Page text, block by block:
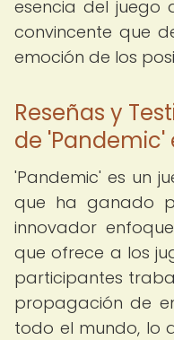
esencia del juego
convincente que
emoción de los
Reseñas y
de
'Pandemic' es un
que ha ganado
innovador
que ofrece a los
participantes
propagación de
todo el mundo, lo